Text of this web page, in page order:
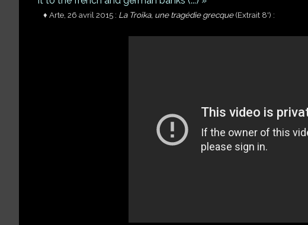
♦ Arte, 26 avril 2015 : La Troïka, une tragédie grecque(Extrait 8') :